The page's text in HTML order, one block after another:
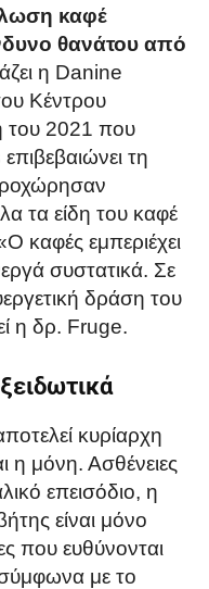
καφέ
θανάτου από
η Danine
Κέντρου
του 2021 που
τη
τα είδη του καφέ
καφές εμπεριέχει
συστατικά. Σε
δράση του
η δρ. Fruge.
κυρίαρχη
η μόνη. Ασθένειες
επεισόδιο, η
είναι μόνο
που ευθύνονται
με το